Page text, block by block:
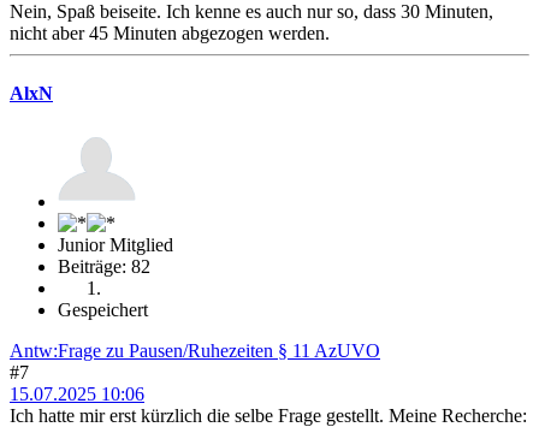
Nein, Spaß beiseite. Ich kenne es auch nur so, dass 30 Minuten,
nicht aber 45 Minuten abgezogen werden.
AlxN
Junior Mitglied
Beiträge: 82
Gespeichert
Antw:Frage zu Pausen/Ruhezeiten § 11 AzUVO
#7
15.07.2025 10:06
Ich hatte mir erst kürzlich die selbe Frage gestellt. Meine Recherche: